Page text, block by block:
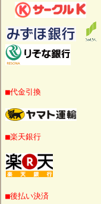
■代金引換
■楽天銀行
■後払い決済